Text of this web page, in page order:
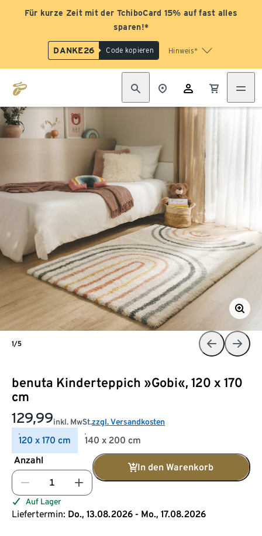
Für kurze Zeit mit der TchiboCard 15% auf fast alles
sparen!*
DANKE26 Code kopieren Hinweis*
benuta Kinderteppich »Gobi«, 120 x 170
cm
129,99inkl. MwSt.zzgl. Versandkosten
120 x 170 cm
140 x 200 cm
Anzahl
In den Warenkorb
Auf Lager
Liefertermin: Do., 13.08.2026 - Mo., 17.08.2026
1/5